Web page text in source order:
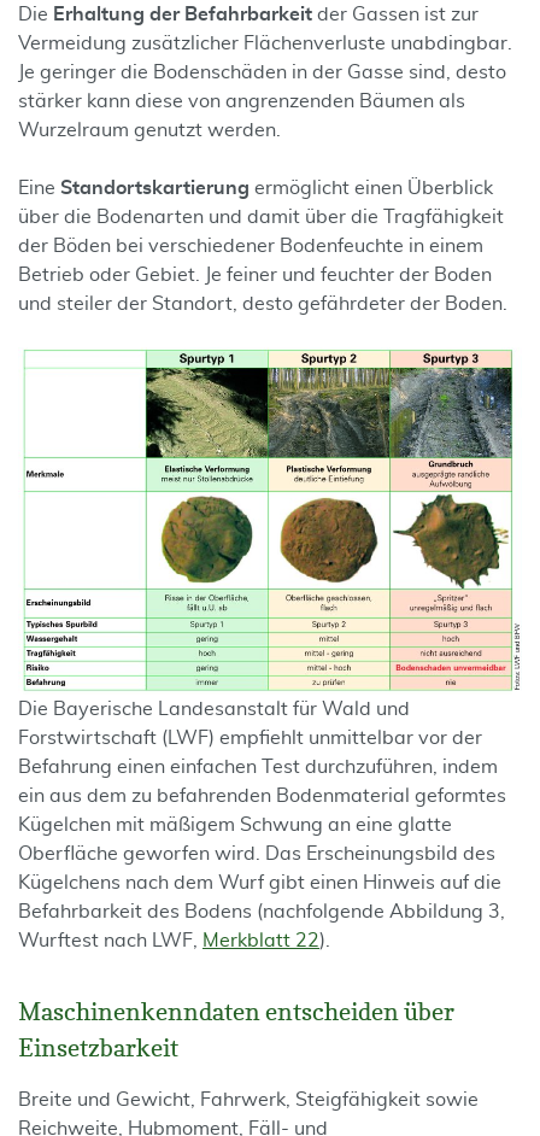
Die Erhaltung der Befahrbarkeit der Gassen ist zur
Vermeidung zusätzlicher Flächenverluste unabdingbar.
Je geringer die Bodenschäden in der Gasse sind, desto
stärker kann diese von angrenzenden Bäumen als
Wurzelraum genutzt werden.
Eine Standortskartierung ermöglicht einen Überblick
über die Bodenarten und damit über die Tragfähigkeit
der Böden bei verschiedener Bodenfeuchte in einem
Betrieb oder Gebiet. Je feiner und feuchter der Boden
und steiler der Standort, desto gefährdeter der Boden.
Die Bayerische Landesanstalt für Wald und
Forstwirtschaft (LWF) empfiehlt unmittelbar vor der
Befahrung einen einfachen Test durchzuführen, indem
ein aus dem zu befahrenden Bodenmaterial geformtes
Kügelchen mit mäßigem Schwung an eine glatte
Oberfläche geworfen wird. Das Erscheinungsbild des
Kügelchens nach dem Wurf gibt einen Hinweis auf die
Befahrbarkeit des Bodens (nachfolgende Abbildung 3,
Wurftest nach LWF,
Merkblatt 22).
Maschinenkenndaten entscheiden über
Einsetzbarkeit
Breite und Gewicht, Fahrwerk, Steigfähigkeit sowie
Reichweite, Hubmoment, Fäll- und